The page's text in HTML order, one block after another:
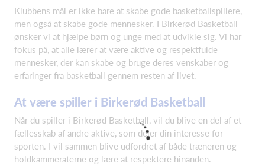
Klubbens mål er ikke bare at skabe gode basketballspillere,
men også at skabe gode mennesker. I Birkerød Basketball
ønsker vi at hjælpe børn og unge med at udvikle sig. Vi har
fokus på, at alle lærer at være aktive og respektfulde
mennesker, der kan skabe og bruge deres venskaber og
erfaringer fra basketball gennem resten af livet.
At være spiller i Birkerød Basketball
Når du spiller i Birkerød Basketball, vil du blive en del af et
fællesskab af andre aktive, som deler din interesse for
sporten. I vil sammen blive udfordret af både træneren og
holdkammeraterne og lære at respektere hinanden.